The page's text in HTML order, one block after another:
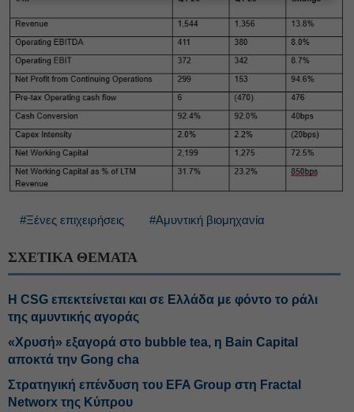
#Ξένες επιχειρήσεις #Αμυντική βιομηχανία
ΣΧΕΤΙΚΑ ΘΕΜΑΤΑ
Η CSG επεκτείνεται και σε Ελλάδα με φόντο το ράλι
της αμυντικής αγοράς
«Χρυσή» εξαγορά στο bubble tea, η Bain Capital
αποκτά την Gong cha
Στρατηγική επένδυση του EFA Group στη Fractal
Networx της Κύπρου